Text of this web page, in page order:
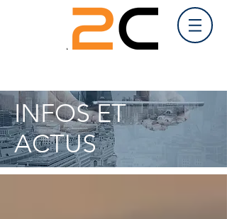
INFOS ET
ACTUS